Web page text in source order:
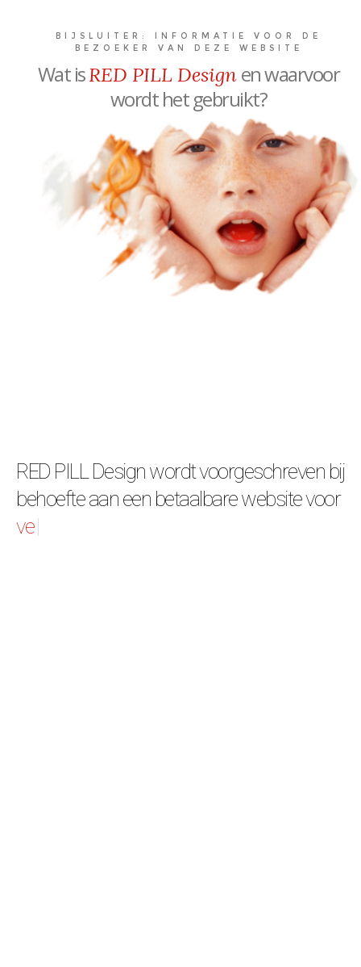
BIJSLUITER: INFORMATIE VOOR DE
BEZOEKER VAN DEZE WEBSITE
Wat isRED PILL Designen waarvoor
wordt het gebruikt?
RED PILL Design wordt voorgeschreven bij
behoefte aan een betaalbare website voor
vereniging